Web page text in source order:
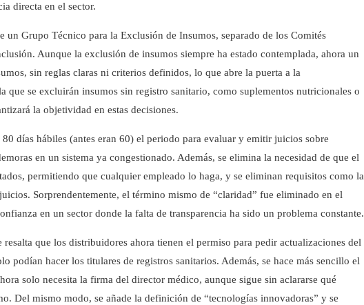
directa en el sector.​
un Grupo Técnico para la Exclusión de Insumos, separado de los Comités
Aunque la exclusión de insumos siempre ha estado contemplada, ahora un
sin reglas claras ni criterios definidos, lo que abre la puerta a la
que se excluirán insumos sin registro sanitario, como suplementos nutricionales o
la objetividad en estas decisiones.​
días hábiles (antes eran 60) el periodo para evaluar y emitir juicios sobre
en un sistema ya congestionado. Además, se elimina la necesidad de que el
permitiendo que cualquier empleado lo haga, y se eliminan requisitos como la
Sorprendentemente, el término mismo de “claridad” fue eliminado en el
en un sector donde la falta de transparencia ha sido un problema constante.
que los distribuidores ahora tienen el permiso para pedir actualizaciones del
podían hacer los titulares de registros sanitarios. Además, se hace más sencillo el
solo necesita la firma del director médico, aunque sigue sin aclararse qué
Del mismo modo, se añade la definición de “tecnologías innovadoras” y se